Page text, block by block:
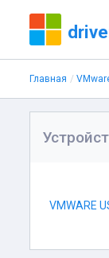
Главная
VMWARE